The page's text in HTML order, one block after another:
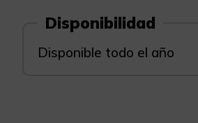
Disponibilidad
Disponible todo el año